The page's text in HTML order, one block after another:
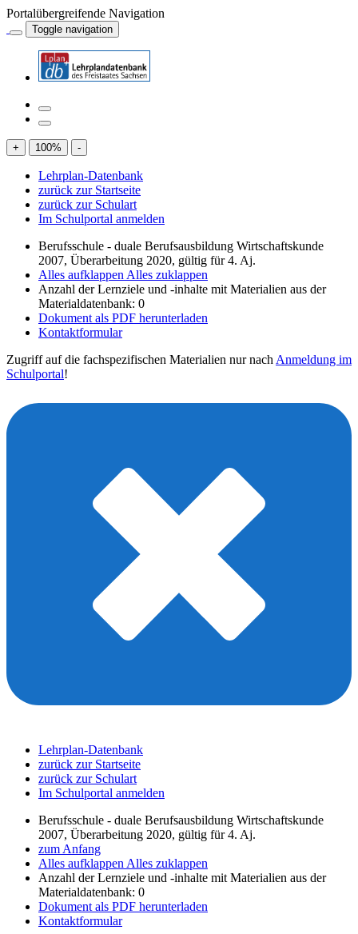
Portalübergreifende Navigation
Toggle navigation
+ 100% -
Lehrplan-Datenbank
zurück zur Startseite
zurück zur Schulart
Im Schulportal anmelden
Berufsschule - duale Berufsausbildung Wirtschaftskunde
2007, Überarbeitung 2020, gültig für 4. Aj.
Alles aufklappen Alles zuklappen
Anzahl der Lernziele und -inhalte mit Materialien aus der
Materialdatenbank: 0
Dokument als PDF herunterladen
Kontaktformular
Zugriff auf die fachspezifischen Materialien nur nach Anmeldung im
Schulportal!
Lehrplan-Datenbank
zurück zur Startseite
zurück zur Schulart
Im Schulportal anmelden
Berufsschule - duale Berufsausbildung Wirtschaftskunde
2007, Überarbeitung 2020, gültig für 4. Aj.
zum Anfang
Alles aufklappen Alles zuklappen
Anzahl der Lernziele und -inhalte mit Materialien aus der
Materialdatenbank: 0
Dokument als PDF herunterladen
Kontaktformular